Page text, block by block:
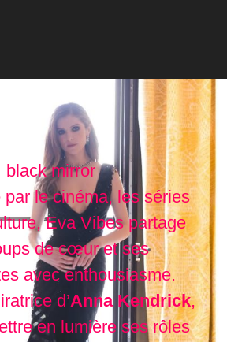
black mirror
par le cinéma, les séries
Eva Vibes partage
de cœur et ses
avec enthousiasme.
d’Anna Kendrick,
en lumière ses rôles